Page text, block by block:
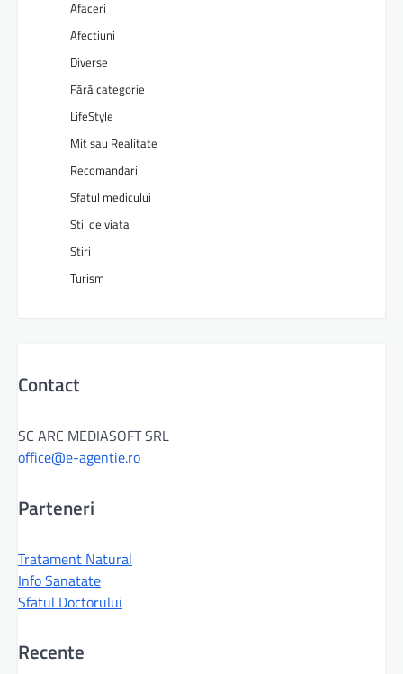
Afaceri
Afectiuni
Diverse
Fără categorie
LifeStyle
Mit sau Realitate
Recomandari
Sfatul medicului
Stil de viata
Stiri
Turism
Contact
SC ARC MEDIASOFT SRL
office@e-agentie.ro
Parteneri
Tratament Natural
Info Sanatate
Sfatul Doctorului
Recente